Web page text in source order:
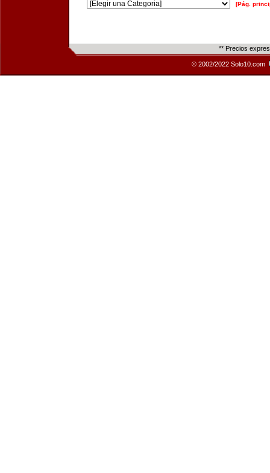
[Pág.
** Precios
© 2002/2022 Solo10.com